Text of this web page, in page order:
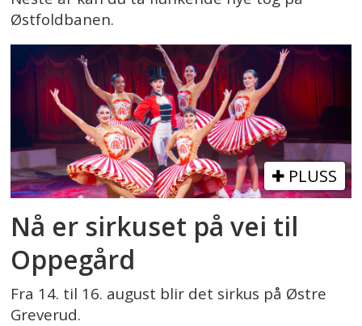
Østfoldbanen.
PLUSS
Nå er sirkuset på vei til
Oppegård
Fra 14. til 16. august blir det sirkus på Østre
Greverud.